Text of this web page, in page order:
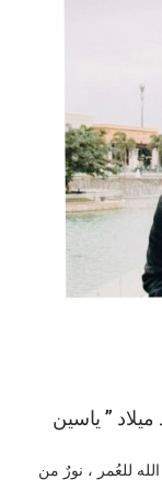
” ياسين
للعُمر ، نورٌ من